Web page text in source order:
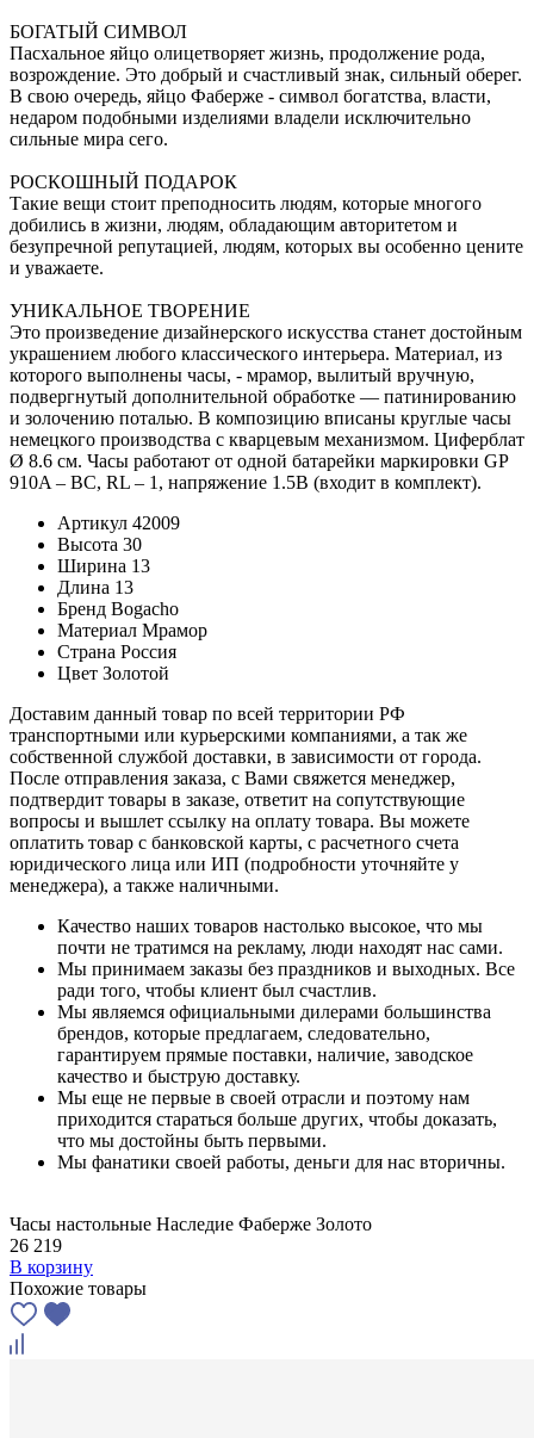
БОГАТЫЙ СИМВОЛ
Пасхальное яйцо олицетворяет жизнь, продолжение рода,
возрождение. Это добрый и счастливый знак, сильный оберег.
В свою очередь, яйцо Фаберже - символ богатства, власти,
недаром подобными изделиями владели исключительно
сильные мира сего.
РОСКОШНЫЙ ПОДАРОК
Такие вещи стоит преподносить людям, которые многого
добились в жизни, людям, обладающим авторитетом и
безупречной репутацией, людям, которых вы особенно цените
и уважаете.
УНИКАЛЬНОЕ ТВОРЕНИЕ
Это произведение дизайнерского искусства станет достойным
украшением любого классического интерьера. Материал, из
которого выполнены часы, - мрамор, вылитый вручную,
подвергнутый дополнительной обработке — патинированию
и золочению поталью. В композицию вписаны круглые часы
немецкого производства с кварцевым механизмом. Циферблат
Ø 8.6 см. Часы работают от одной батарейки маркировки GP
910A – BC, RL – 1, напряжение 1.5В (входит в комплект).
Артикул 42009
Высота 30
Ширина 13
Длина 13
Бренд Bogacho
Материал Мрамор
Страна Россия
Цвет Золотой
Доставим данный товар по всей территории РФ
транспортными или курьерскими компаниями, а так же
собственной службой доставки, в зависимости от города.
После отправления заказа, с Вами свяжется менеджер,
подтвердит товары в заказе, ответит на сопутствующие
вопросы и вышлет ссылку на оплату товара. Вы можете
оплатить товар с банковской карты, с расчетного счета
юридического лица или ИП (подробности уточняйте у
менеджера), а также наличными.
Качество наших товаров настолько высокое, что мы
почти не тратимся на рекламу, люди находят нас сами.
Мы принимаем заказы без праздников и выходных. Все
ради того, чтобы клиент был счастлив.
Мы являемся официальными дилерами большинства
брендов, которые предлагаем, следовательно,
гарантируем прямые поставки, наличие, заводское
качество и быструю доставку.
Мы еще не первые в своей отрасли и поэтому нам
приходится стараться больше других, чтобы доказать,
что мы достойны быть первыми.
Мы фанатики своей работы, деньги для нас вторичны.
Часы настольные Наследие Фаберже Золото
26 219
В корзину
Похожие товары